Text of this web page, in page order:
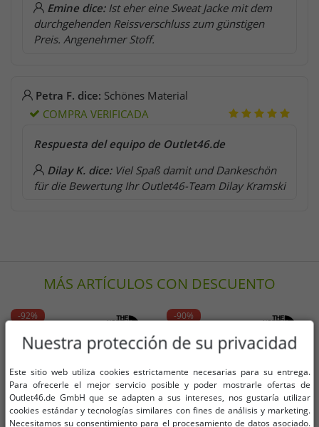
Emine dice: Ist eher eine Sweat Jacke mit dem
durchgehenden Reissverschluss zum günstigen
Preis. Angenehmer Stoff.
Petra F. dice: Schönes Material
COMPRA VERIFICADA
Respuesta del equipo de Outlet46.de
Dilay K. dice: Viel Spaß damit und Dankeschön
für die Bewertung Ihr Outlet46-Team Dilay Kramski
MÁS ARTÍCULOS CON DESCUENTO
-92% -90%
Nuestra protección de su privacidad
Este sitio web utiliza cookies estrictamente necesarias para su entrega.
Para ofrecerle el mejor servicio posible y poder mostrarle ofertas de
Outlet46.de GmbH que se adapten a sus intereses, nos gustaría utilizar
cookies estándar y tecnologías similares con fines de análisis y marketing.
Necesitamos su consentimiento para el procesamiento de datos asociado.